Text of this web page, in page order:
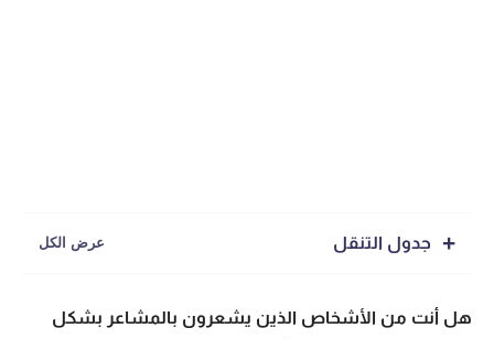
جدول التنقل
هل أنت من الأشخاص الذين يشعرون بالمشاعر بشكل